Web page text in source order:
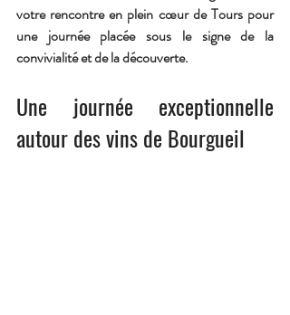
votre rencontre en plein cœur de Tours pour
une journée placée sous le signe de la
convivialité et de la découverte.
Une journée exceptionnelle
autour des vins de Bourgueil